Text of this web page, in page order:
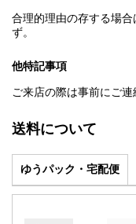
合理的理由の存する場
ず。
他特記事項
ご来店の際は事前にご連
送料について
ゆうパック・宅配便